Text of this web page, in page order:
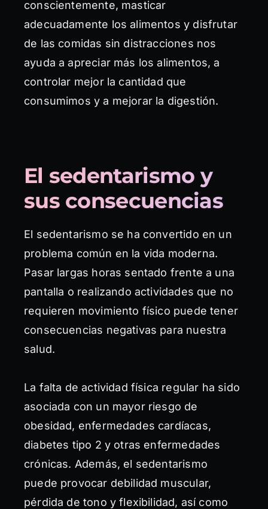
conscientemente, masticar
adecuadamente los alimentos y disfrutar
de las comidas sin distracciones nos
ayuda a apreciar más los alimentos, a
controlar mejor la cantidad que
consumimos y a mejorar la digestión.
El sedentarismo y
sus consecuencias
El sedentarismo se ha convertido en un
problema común en la vida moderna.
Pasar largas horas sentado frente a una
pantalla o realizando actividades que no
requieren movimiento físico puede tener
consecuencias negativas para nuestra
salud.
La falta de actividad física regular ha sido
asociada con un mayor riesgo de
obesidad, enfermedades cardíacas,
diabetes tipo 2 y otras enfermedades
crónicas. Además, el sedentarismo
puede provocar debilidad muscular,
pérdida de tono y flexibilidad, así como